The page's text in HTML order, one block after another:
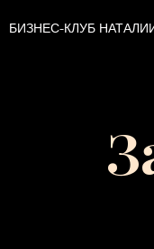
БИЗНЕС-КЛУБ